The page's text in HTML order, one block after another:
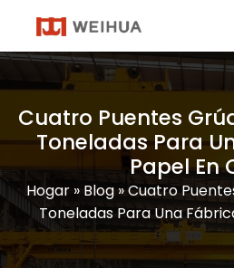
Cuatro Puentes
Toneladas Para
Papel En
Hogar» Blog»Cuatro
Toneladas Para Una